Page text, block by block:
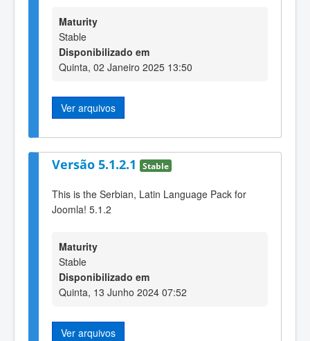
Maturity
Stable
Disponibilizado em
Quinta, 02 Janeiro 2025 13:50
Ver arquivos
Versão 5.1.2.1 Stable
This is the Serbian, Latin Language Pack for
Joomla! 5.1.2
Maturity
Stable
Disponibilizado em
Quinta, 13 Junho 2024 07:52
Ver arquivos